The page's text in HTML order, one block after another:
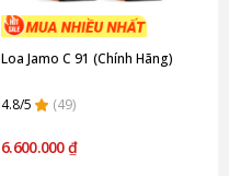
Loa Jamo C 91 (Chính Hãng)
4.8/5 (49)
6.600.000 ₫